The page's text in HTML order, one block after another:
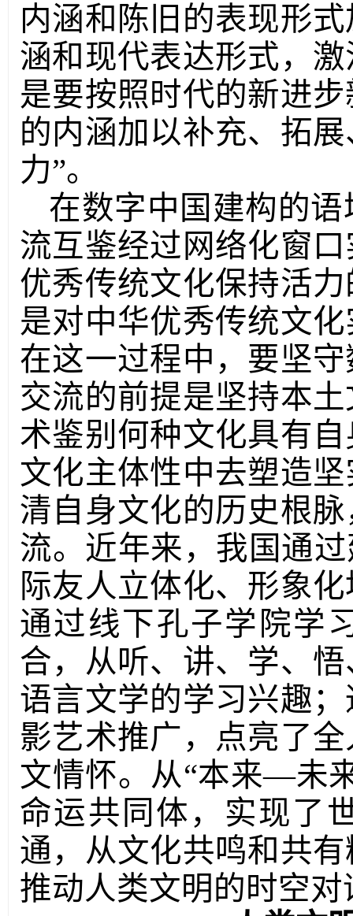
内涵和陈旧的表现形
涵和现代表达形式，
是要按照时代的新进
的内涵加以补充、拓
力”。
在数字中国建构的
流互鉴经过网络化窗
优秀传统文化保持活
是对中华优秀传统文
在这一过程中，要坚
交流的前提是坚持本
术鉴别何种文化具有
文化主体性中去塑造
清自身文化的历史根
流。近年来，我国通
际友人立体化、形象
通过线下孔子学院学
合，从听、讲、学、
语言文学的学习兴趣
影艺术推广，点亮了
文情怀。从“本来—未
命运共同体，实现了
通，从文化共鸣和共
推动人类文明的时空对